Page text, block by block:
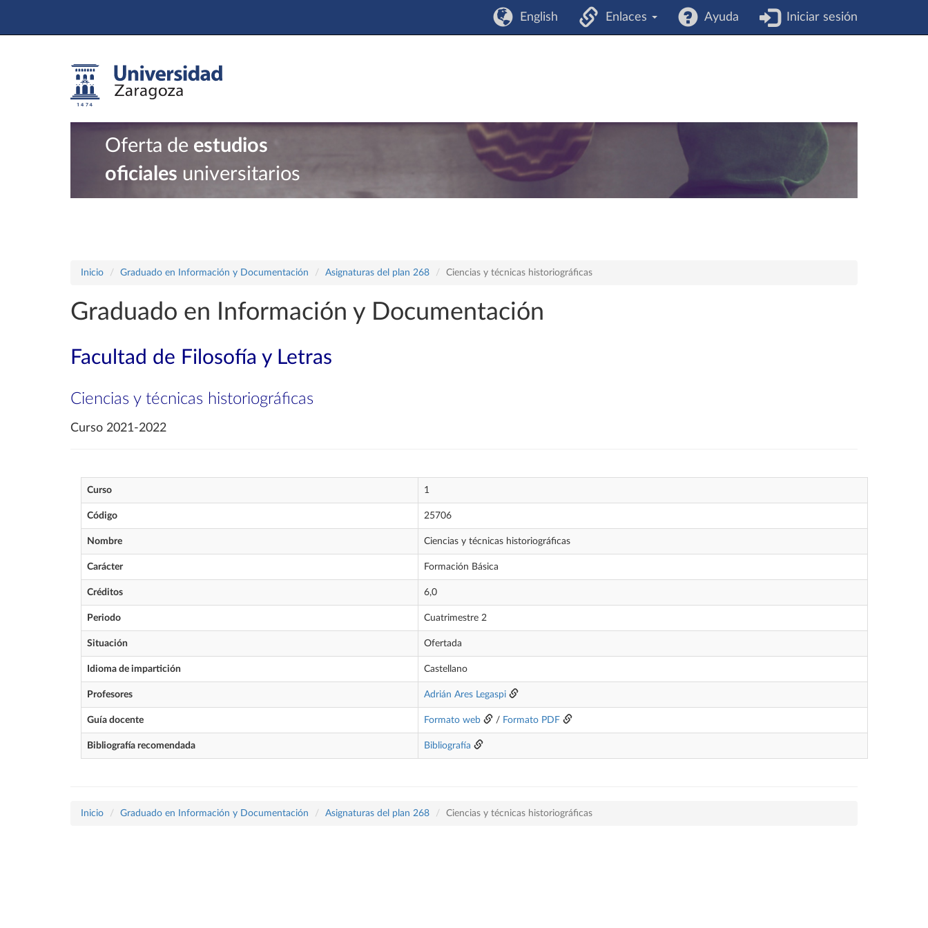
English Enlaces Ayuda Iniciar sesión
Oferta de estudios
oficiales universitarios
Inicio Graduado en Información y Documentación Asignaturas del plan 268 Ciencias y técnicas historiográficas
Graduado en Información y Documentación
Facultad de Filosofía y Letras
Ciencias y técnicas historiográficas
Curso 2021-2022
Curso 1
Código 25706
Nombre Ciencias y técnicas historiográficas
Carácter Formación Básica
Créditos 6,0
Periodo Cuatrimestre 2
Situación Ofertada
Idioma de impartición Castellano
Profesores Adrián Ares Legaspi
Guía docente Formato web / Formato PDF
Bibliografía recomendada Bibliografía
Inicio Graduado en Información y Documentación Asignaturas del plan 268 Ciencias y técnicas historiográficas